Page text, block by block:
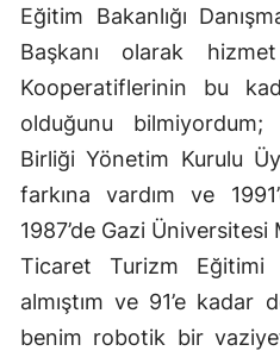
Eğitim Bakanlığı
Başkanı olarak
Kooperatiflerinin bu
olduğunu bilmiyordum;
Birliği Yönetim Kurulu
farkına vardım ve
1987’de Gazi
Ticaret Turizm
almıştım ve 91’e kadar
benim robotik bir